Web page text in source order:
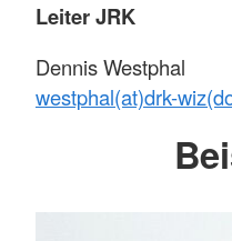
Leiter JRK
Dennis Westphal
westphal(at)drk-